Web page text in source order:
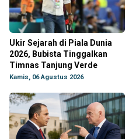
Ukir Sejarah di Piala Dunia
2026, Bubista Tinggalkan
Timnas Tanjung Verde
Kamis, 06 Agustus 2026